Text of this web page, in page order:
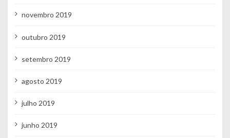
novembro 2019
outubro 2019
setembro 2019
agosto 2019
julho 2019
junho 2019